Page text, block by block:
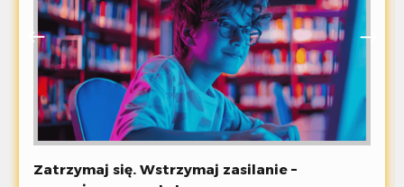
Zatrzymaj się. Wstrzymaj zasilanie –